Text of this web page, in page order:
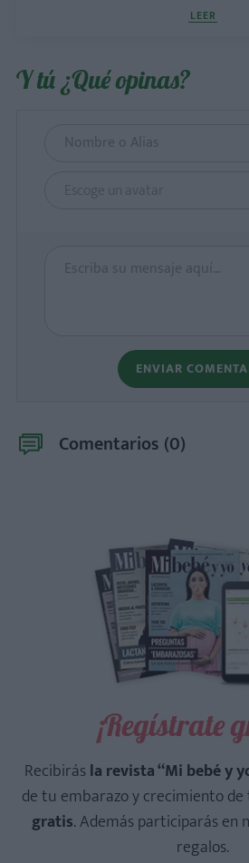
LEER
Y tú ¿Qué opinas?
Escoge un avatar
ENVIAR
Comentarios (0)
¡Regístrate
Recibirásla revista “Mi bebé y
de tu embarazo y crecimiento
gratis. Además participarás en
regalos.